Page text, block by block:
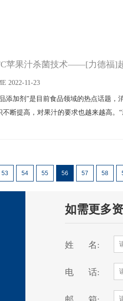
苹果汁杀菌技术——[力德福]
工技术
2022-11-23
添加剂”是目前食品领域的热点话题，
不断提高，对果汁的要求也越来越高。“
53 54 55 56 57 58
如需更多
姓 名:
电 话: